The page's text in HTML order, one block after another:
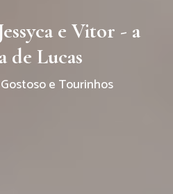
e Vitor - a
de Lucas
e Tourinhos